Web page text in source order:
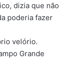
dizia que não
poderia fazer
velório.
Grande